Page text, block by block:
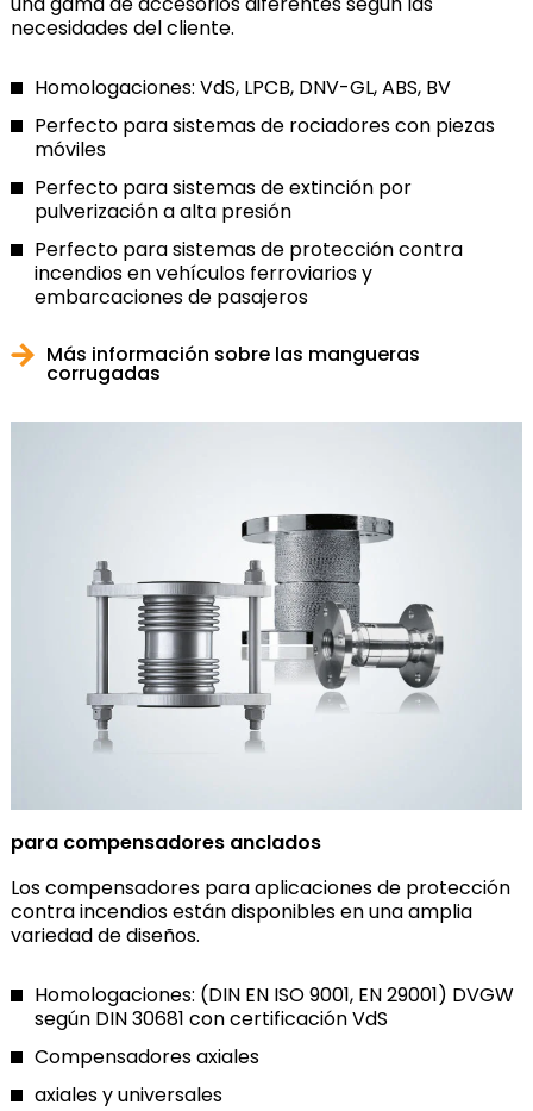
necesidades del cliente.
Homologaciones: VdS, LPCB, DNV-GL, ABS, BV
Perfecto para sistemas de rociadores con piezas
móviles
Perfecto para sistemas de extinción por
pulverización a alta presión
Perfecto para sistemas de protección contra
incendios en vehículos ferroviarios y
embarcaciones de pasajeros
Más información sobre las mangueras
corrugadas
para compensadores anclados
Los compensadores para aplicaciones de protección
contra incendios están disponibles en una amplia
variedad de diseños.
Homologaciones: (DIN EN ISO 9001, EN 29001) DVGW
según DIN 30681 con certificación VdS
Compensadores axiales
axiales y universales